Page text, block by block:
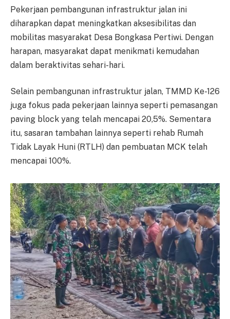
Pekerjaan pembangunan infrastruktur jalan ini
diharapkan dapat meningkatkan aksesibilitas dan
mobilitas masyarakat Desa Bongkasa Pertiwi. Dengan
harapan, masyarakat dapat menikmati kemudahan
dalam beraktivitas sehari-hari.
Selain pembangunan infrastruktur jalan, TMMD Ke-126
juga fokus pada pekerjaan lainnya seperti pemasangan
paving block yang telah mencapai 20,5%. Sementara
itu, sasaran tambahan lainnya seperti rehab Rumah
Tidak Layak Huni (RTLH) dan pembuatan MCK telah
mencapai 100%.